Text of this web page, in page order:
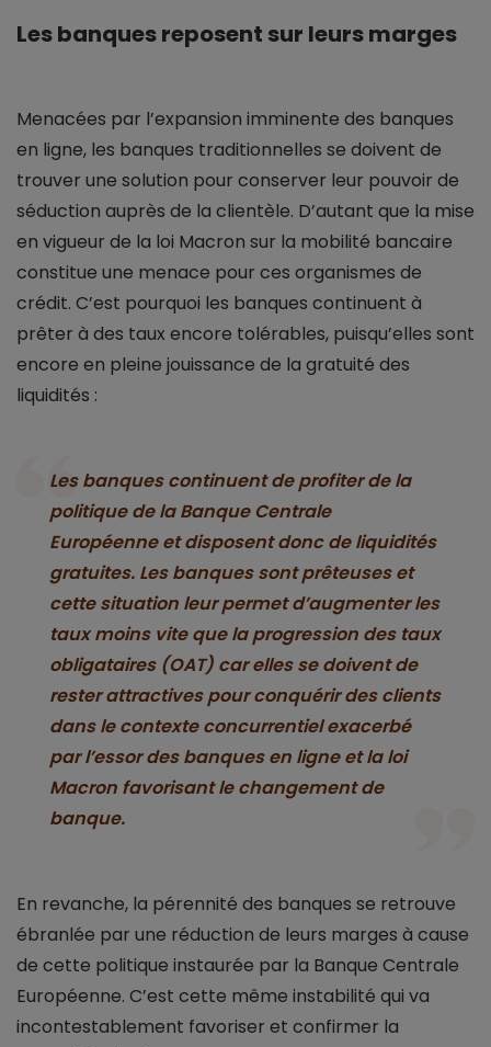
Les banques reposent sur leurs marges
Menacées par l’expansion imminente des banques
en ligne, les banques traditionnelles se doivent de
trouver une solution pour conserver leur pouvoir de
séduction auprès de la clientèle. D’autant que la mise
en vigueur de la loi Macron sur la mobilité bancaire
constitue une menace pour ces organismes de
crédit. C’est pourquoi les banques continuent à
prêter à des taux encore tolérables, puisqu’elles sont
encore en pleine jouissance de la gratuité des
liquidités :
Les banques continuent de profiter de la
politique de la Banque Centrale
Européenne et disposent donc de liquidités
gratuites. Les banques sont prêteuses et
cette situation leur permet d’augmenter les
taux moins vite que la progression des taux
obligataires (OAT) car elles se doivent de
rester attractives pour conquérir des clients
dans le contexte concurrentiel exacerbé
par l’essor des banques en ligne et la loi
Macron favorisant le changement de
banque.
En revanche, la pérennité des banques se retrouve
ébranlée par une réduction de leurs marges à cause
de cette politique instaurée par la Banque Centrale
Européenne. C’est cette même instabilité qui va
incontestablement favoriser et confirmer la